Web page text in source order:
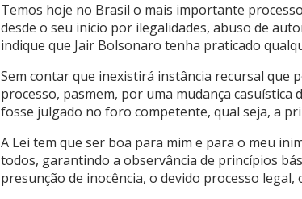
​Temos hoje no Brasil o mais importante
desde o seu início por ilegalidades, abuso de
indique que Jair Bolsonaro tenha praticado
Sem contar que inexistirá instância recursal que
processo, pasmem, por uma mudança
fosse julgado no foro competente, qual seja, a
A Lei tem que ser boa para mim e para o meu
todos, garantindo a observância de princípios
presunção de inocência, o devido processo